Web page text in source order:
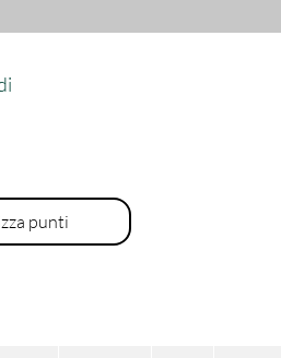
punti